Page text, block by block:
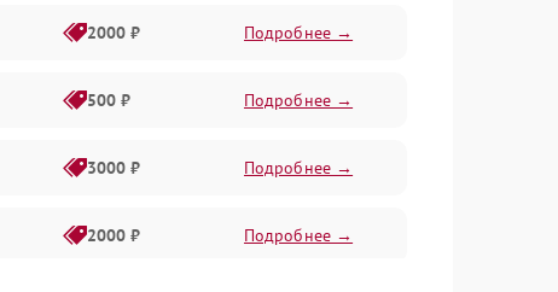
2000 ₽ Подробнее →
500 ₽ Подробнее →
3000 ₽ Подробнее →
2000 ₽ Подробнее →